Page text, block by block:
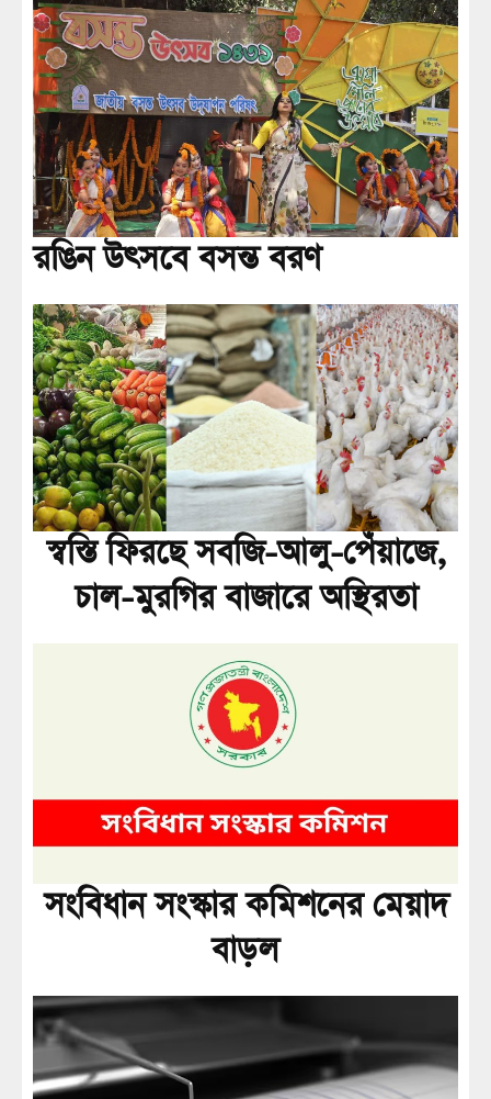
রঙিন উৎসবে বসন্ত বরণ
স্বস্তি ফিরছে সবজি-আলু-পেঁয়াজে,
চাল-মুরগির বাজারে অস্থিরতা
সংবিধান সংস্কার কমিশনের মেয়াদ
বাড়ল